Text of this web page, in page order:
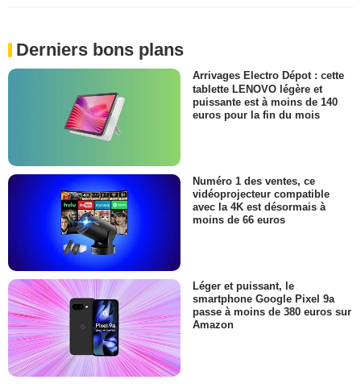
Derniers bons plans
Arrivages Electro Dépot : cette
tablette LENOVO légère et
puissante est à moins de 140
euros pour la fin du mois
Numéro 1 des ventes, ce
vidéoprojecteur compatible
avec la 4K est désormais à
moins de 66 euros
Léger et puissant, le
smartphone Google Pixel 9a
passe à moins de 380 euros sur
Amazon